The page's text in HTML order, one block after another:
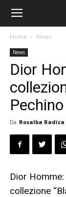
Home News
News
Dior
Pechino
Da Rosalba Radica
Dior
collezione